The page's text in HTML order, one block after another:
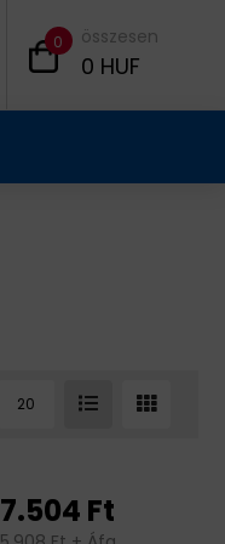
0 összesen
0 HUF
7.504 Ft